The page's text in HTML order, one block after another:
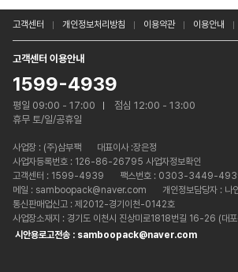
고객센터 개인정보처리방침 이용약관 이용안내
고객센터 이용안내
1599-4939
평일 09:00 - 17:00
점심 12:00 - 13:00
휴무 토/일/공휴일
사업장 : (주)삼부팩
대표이사 :장은정
사업자등록번호 : 126-86-26795 사업자정보확인
고객센터 : 1599-4939
팩스번호 : 0303-3449-
메일 : samboopack@naver.com
개인정보담당자 : 나
통신판매업신고 : 제2012-경기이천-0142호
사업장소재지 : 경기도 이천시 진상미로1818번길 16-26 (대
시안용로고전송 : samboopack@naver.com